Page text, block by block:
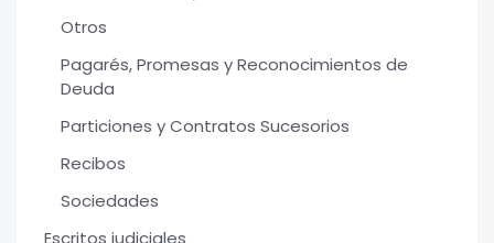
Otros
Pagarés, Promesas y Reconocimientos de
Deuda
Particiones y Contratos Sucesorios
Recibos
Sociedades
Escritos judiciales